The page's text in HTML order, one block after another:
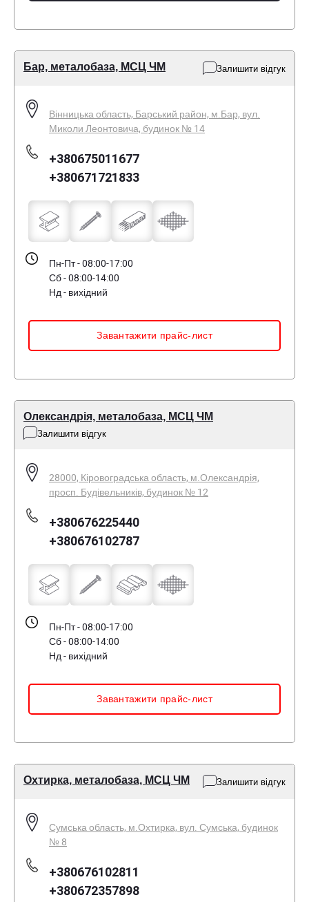
Бар, металобаза, МСЦ ЧМ Залишити відгук
Вінницька область, Барський район, м.Бар, вул.
Миколи Леонтовича, будинок № 14
+380675011677
+380671721833
Пн-Пт - 08:00-17:00
Сб - 08:00-14:00
Нд - вихідний
Завантажити прайс-лист
Олександрія, металобаза, МСЦ ЧМ
Залишити відгук
28000, Кіровоградська область, м.Олександрія,
просп. Будівельників, будинок № 12
+380676225440
+380676102787
Пн-Пт - 08:00-17:00
Сб - 08:00-14:00
Нд - вихідний
Завантажити прайс-лист
Охтирка, металобаза, МСЦ ЧМ Залишити відгук
Сумська область, м.Охтирка, вул. Сумська, будинок
№ 8
+380676102811
+380672357898